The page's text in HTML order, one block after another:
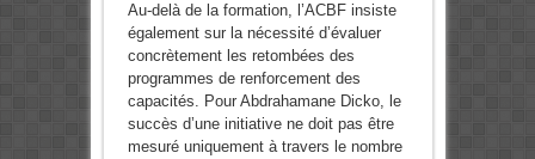
Au-delà de la formation, l’ACBF insiste
également sur la nécessité d’évaluer
concrètement les retombées des
programmes de renforcement des
capacités. Pour Abdrahamane Dicko, le
succès d’une initiative ne doit pas être
mesuré uniquement à travers le nombre